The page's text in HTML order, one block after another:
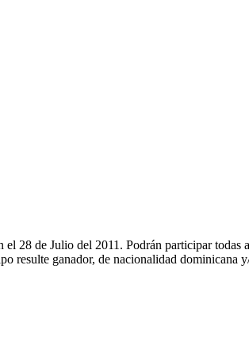
de Julio del 2011. Podrán participar todas
resulte ganador, de nacionalidad dominicana